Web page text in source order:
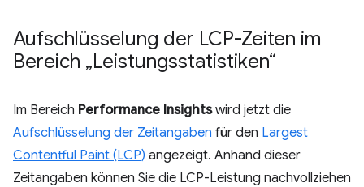
Aufschlüsselung der LCP-Zeiten im
Bereich „Leistungsstatistiken“
Im Bereich Performance Insightswird jetzt die
Aufschlüsselung der Zeitangaben für den Largest
Contentful Paint (LCP) angezeigt. Anhand dieser
Zeitangaben können Sie die LCP-Leistung nachvollziehen